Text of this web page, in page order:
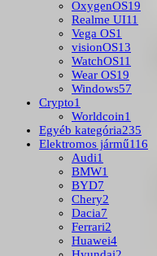
OxygenOS19
Realme UI11
Vega OS1
visionOS13
WatchOS11
Wear OS19
Windows57
Crypto1
Worldcoin1
Egyéb kategória235
Elektromos jármű116
Audi1
BMW1
BYD7
Chery2
Dacia7
Ferrari2
Huawei4